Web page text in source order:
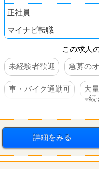
正社員
マイナビ転職
この求人
未経験者歓迎
急募の
車・バイク通勤可 大
第二新卒歓迎
続
詳細をみる